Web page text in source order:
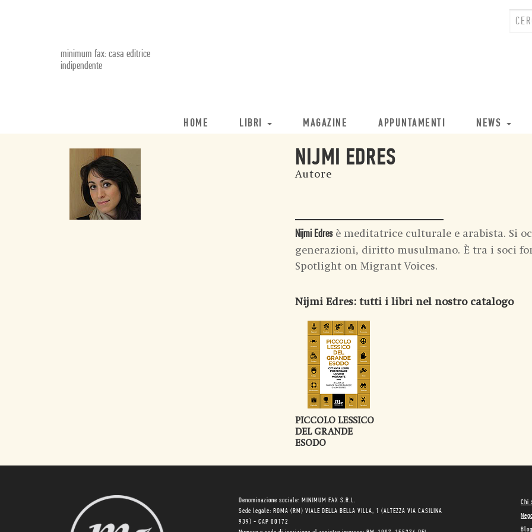
minimum fax: casa editrice
indipendente
HOME LIBRI MAGAZINE APPUNTAMENTI NEWS
NIJMI EDRES
Autore
Nijmi Edresè meditatrice culturale e arabista. Si
generazioni, diritto musulmano. È tra i soci
Spotlight on Migrant Voices.
Nijmi Edres: tutti i libri nel nostro catalogo
PICCOLO LESSICO
DEL GRANDE
ESODO
Denominazione sociale: MINIMUM FAX S.R.L.
Sede legale: ROMA (RM) VIALE DELLA BELLA VILLA, 1 (ALTEZZA VIA CASILINA
939) - CAP 00172
Chi